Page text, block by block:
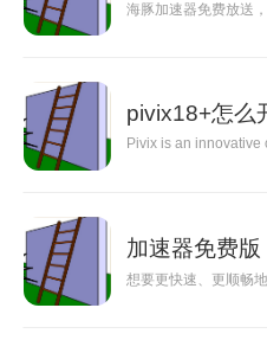
海豚加速器免费放送
pivix18+怎么
Pivix is an
加速器免费版
想要更快速、更顺畅